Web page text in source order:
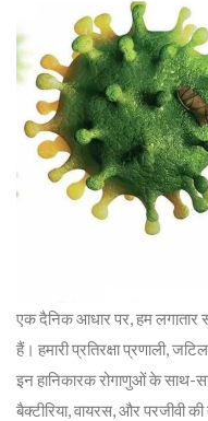
एक दैनिक आधार पर, हम लगातार
हैं। हमारी प्रतिरक्षा प्रणाली,
इन हानिकारक रोगाणुओं के साथ-
बैक्टीरिया, वायरस, और परजीवी